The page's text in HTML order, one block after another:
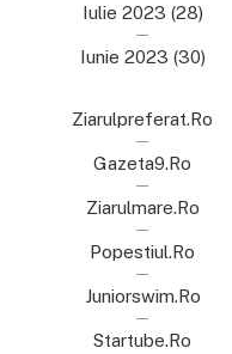
Iulie 2023 (28)
Iunie 2023 (30)
Ziarulpreferat.ro
Gazeta9.ro
Ziarulmare.ro
Popestiul.ro
Juniorswim.ro
Startube.ro